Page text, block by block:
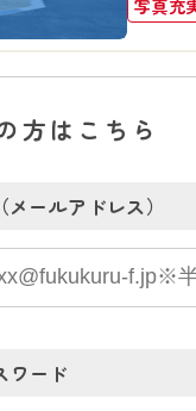
写真充
方はこちら
メールアドレス）
ワード